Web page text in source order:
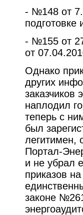
- №148 от
- №155 от
от
Однако
других
заказчиков
наплодил
теперь с
был
легитимен,
Портал-
и не убрал
приказов
законе